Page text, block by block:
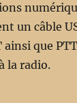
un câble
ainsi que
la radio.